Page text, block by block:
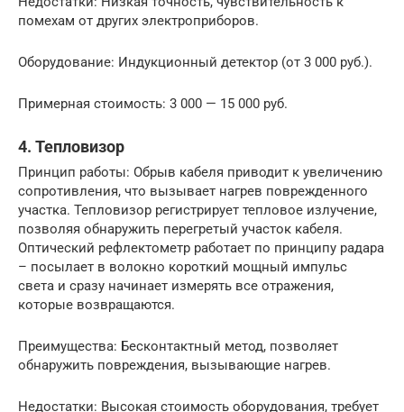
помехам от других электроприборов.
Оборудование: Индукционный детектор (от 3 000 руб.).
Примерная стоимость: 3 000 — 15 000 руб.
4. Тепловизор
Принцип работы: Обрыв кабеля приводит к увеличению
сопротивления, что вызывает нагрев поврежденного
участка. Тепловизор регистрирует тепловое излучение,
позволяя обнаружить перегретый участок кабеля.
Оптический рефлектометр работает по принципу радара
– посылает в волокно короткий мощный импульс
света и сразу начинает измерять все отражения,
которые возвращаются.
Преимущества: Бесконтактный метод, позволяет
обнаружить повреждения, вызывающие нагрев.
Недостатки: Высокая стоимость оборудования, требует